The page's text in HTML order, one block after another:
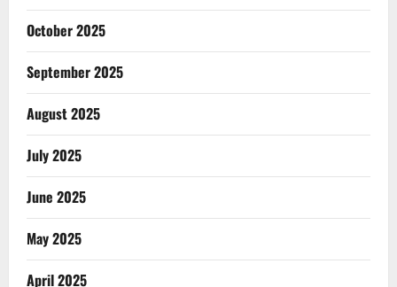
October 2025
September 2025
August 2025
July 2025
June 2025
May 2025
April 2025